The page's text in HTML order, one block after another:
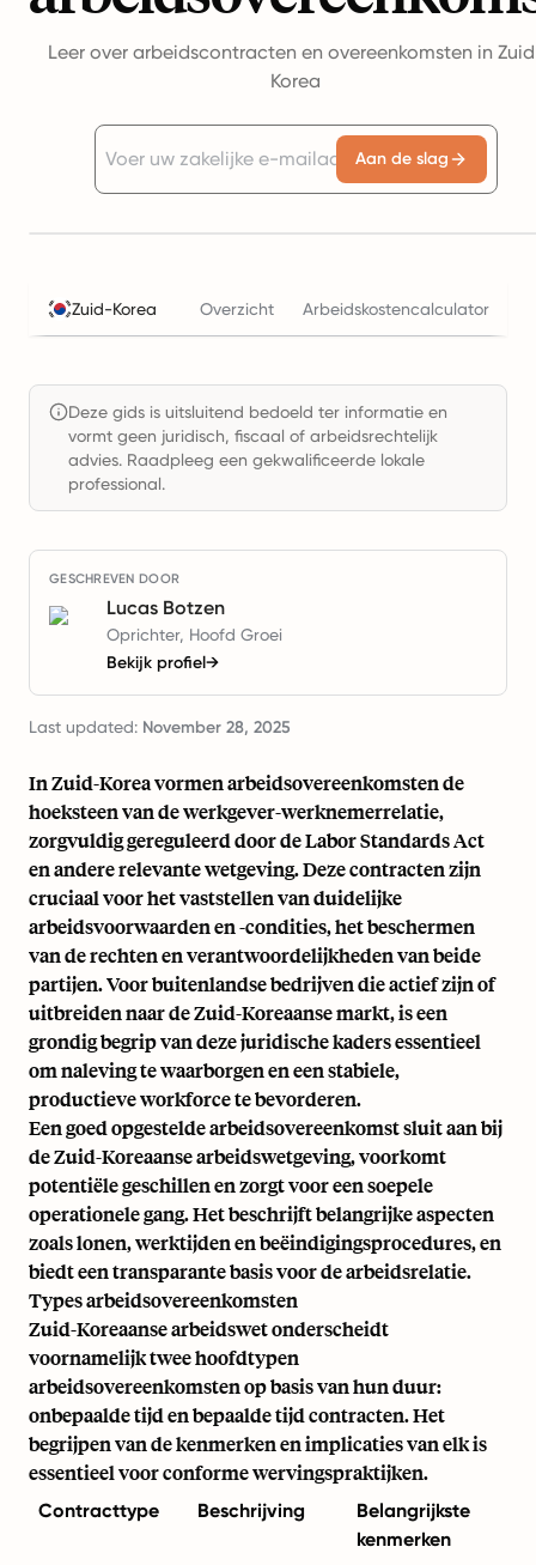
Leer over arbeidscontracten en overeenkomsten in
Korea
Aan de slag
Zuid-Korea Overzicht Arbeidskostencalculator
Deze gids is uitsluitend bedoeld ter informatie en
vormt geen juridisch, fiscaal of arbeidsrechtelijk
advies. Raadpleeg een gekwalificeerde lokale
professional.
GESCHREVEN DOOR
Lucas Botzen
Oprichter, Hoofd Groei
Bekijk profiel→
Last updated: November 28, 2025
In Zuid-Korea vormen arbeidsovereenkomsten de
hoeksteen van de werkgever-werknemerrelatie,
zorgvuldig gereguleerd door de Labor Standards Act
en andere relevante wetgeving. Deze contracten zijn
cruciaal voor het vaststellen van duidelijke
arbeidsvoorwaarden en -condities, het beschermen
van de rechten en verantwoordelijkheden van beide
partijen. Voor buitenlandse bedrijven die actief zijn of
uitbreiden naar de Zuid-Koreaanse markt, is een
grondig begrip van deze juridische kaders essentieel
om naleving te waarborgen en een stabiele,
productieve workforce te bevorderen.
Een goed opgestelde arbeidsovereenkomst sluit aan bij
de Zuid-Koreaanse arbeidswetgeving, voorkomt
potentiële geschillen en zorgt voor een soepele
operationele gang. Het beschrijft belangrijke aspecten
zoals lonen, werktijden en beëindigingsprocedures, en
biedt een transparante basis voor de arbeidsrelatie.
Types arbeidsovereenkomsten
Zuid-Koreaanse arbeidswet onderscheidt
voornamelijk twee hoofdtypen
arbeidsovereenkomsten op basis van hun duur:
onbepaalde tijd en bepaalde tijd contracten. Het
begrijpen van de kenmerken en implicaties van elk is
essentieel voor conforme wervingspraktijken.
Contracttype Beschrijving
Belangrijkste
kenmerken